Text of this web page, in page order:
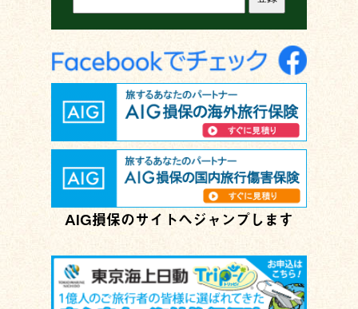
AIG損保のサイトへジャンプします